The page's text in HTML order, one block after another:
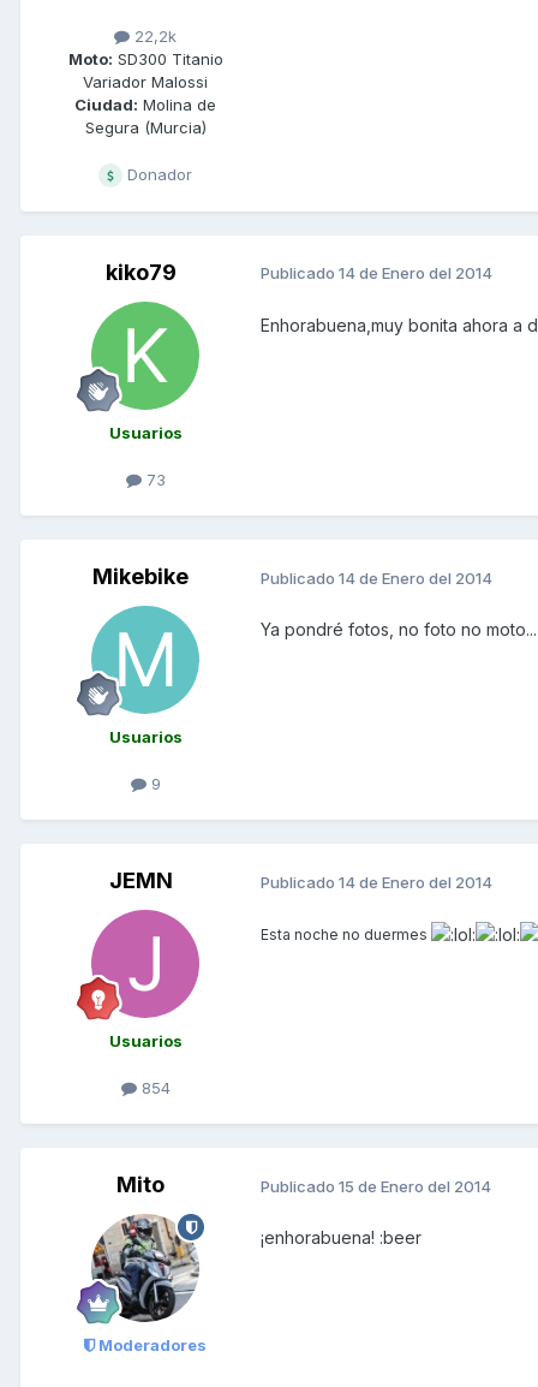
22,2k
Moto: SD300 Titanio
Variador Malossi
Ciudad: Molina de
Segura (Murcia)
Donador
kiko79
Usuarios
73
Publicado 14 de Enero del 2014
Enhorabuena,muy bonita ahora a
Mikebike
Usuarios
9
Publicado 14 de Enero del 2014
Ya pondré fotos, no foto no moto...
JEMN
Usuarios
854
Publicado 14 de Enero del 2014
Esta noche no duermes
Mito
Moderadores
Publicado 15 de Enero del 2014
¡enhorabuena! :beer